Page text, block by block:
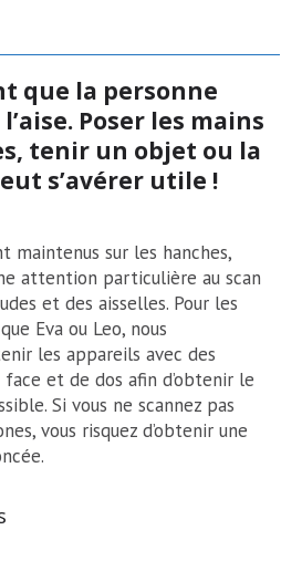
que la personne
Poser les mains
tenir un objet ou la
s’avérer utile !
maintenus sur les hanches,
attention particulière au scan
et des aisselles. Pour les
Eva ou Leo, nous
les appareils avec des
et de dos afin d’obtenir le
Si vous ne scannez pas
vous risquez d’obtenir une